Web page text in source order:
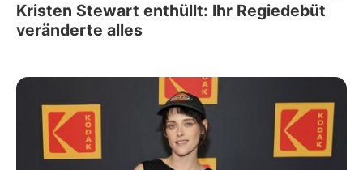
Kristen Stewart enthüllt: Ihr Regiedebüt
veränderte alles